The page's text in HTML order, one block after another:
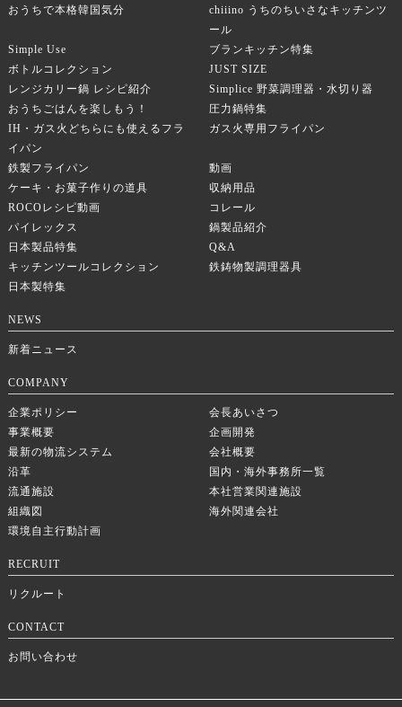
おうちで本格韓国気分
chiiino うちのちいさなキッチンツ
ール
Simple Use
ブランキッチン特集
ボトルコレクション
JUST SIZE
レンジカリー鍋 レシピ紹介
Simplice 野菜調理器・水切り器
おうちごはんを楽しもう！
圧力鍋特集
IH・ガス火どちらにも使えるフラ
イパン
ガス火専用フライパン
鉄製フライパン
動画
ケーキ・お菓子作りの道具
収納用品
ROCOレシピ動画
コレール
パイレックス
鍋製品紹介
日本製品特集
Q&A
キッチンツールコレクション
鉄鋳物製調理器具
日本製特集
NEWS
新着ニュース
COMPANY
企業ポリシー
会長あいさつ
事業概要
企画開発
最新の物流システム
会社概要
沿革
国内・海外事務所一覧
流通施設
本社営業関連施設
組織図
海外関連会社
環境自主行動計画
RECRUIT
リクルート
CONTACT
お問い合わせ